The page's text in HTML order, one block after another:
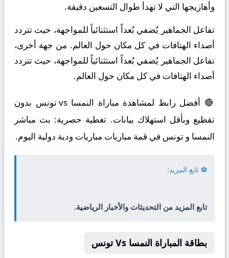
وأهازيجها التي لا تهدأ طوال التسعين دقيقة.
تفاعل الجماهير يُضفي بُعداً استثنائياً للمواجهة، حيث تتردد
أصداء الهتافات في كل مكان حول العالم. من جهة أخرى،
تفاعل الجماهير يُضفي بُعداً استثنائياً للمواجهة، حيث تتردد
أصداء الهتافات في كل مكان حول العالم.
🔴 أفضل رابط لمشاهدة مباراة النمسا vs تونس بدون
تقطيع وبأقل استهلاك بيانات. تغطية حصرية: بث مباشر
النمسا و تونس في قمة مباريات مباريات ودية دولية اليوم.
⚽ تابع المزيد:
تابع المزيد من التحديثات والأخبار الرياضية.
بطاقة المباراة النمسا Vs تونس